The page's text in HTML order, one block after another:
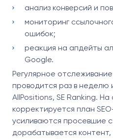
анализ конверсий и
мониторинг
ошибок;
реакция на апдейты
Google.
Регулярное
проводится раз в неделю
AllPositions, SE Ranking.
корректируется план
усиливаются просевшие
дорабатывается